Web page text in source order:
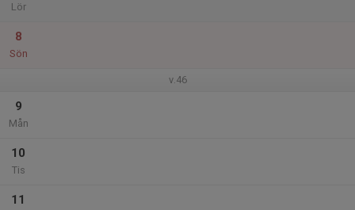
Lör
8
Sön
v.46
9
Mån
10
Tis
11